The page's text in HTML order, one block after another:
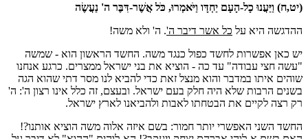
(יט,ח) וַיַּעֲנוּ כָל-הָעָם יַחְדָּו וַיֹּאמְרוּ, כֹּל אֲשֶׁר-דִּבֶּר ה' נַעֲשֶׂה
ההדגשה היא על כל אשר דיבר ה'. ה' ולא משה!
יש כאן אפשרות לחשד כפול כנגד משה. החשד הראשון הוא - שמשה
"עשה חצי עבודה" עד כה - הוציא את בני ישראל ממצרים. כרגע אנחנו
שוהים איתו במדבר והוא מנצל זאת כדי להביא לנו מסר דתי שהוא הגה
בשנים הרבות שלא היה חלק בעם ישראל. ובעצם, זה כלל אינו רצון ה': ה'
רק רצה לקיים את הבטחתו לאבות ולהביאנו לארץ ישראל.
החשד השני האפשרי יותר חמור: בשם איזה אלוה משה הוציא אותנו?!